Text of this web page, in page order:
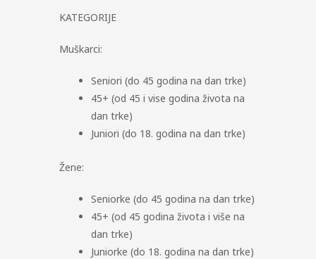
KATEGORIJE
Muškarci:
Seniori (do 45 godina na dan trke)
45+ (od 45 i vise godina života na
dan trke)
Juniori (do 18. godina na dan trke)
Žene:
Seniorke (do 45 godina na dan trke)
45+ (od 45 godina života i više na
dan trke)
Juniorke (do 18. godina na dan trke)